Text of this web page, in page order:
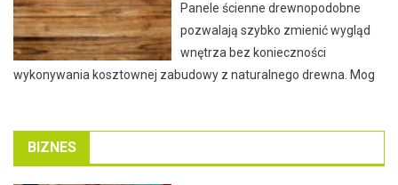
Panele ścienne drewnopodobne
pozwalają szybko zmienić wygląd
wnętrza bez konieczności
wykonywania kosztownej zabudowy z naturalnego drewna. Mog
BIZNES